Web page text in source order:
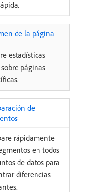
de la página
estadísticas
páginas
de
rápidamente
en todos
de datos para
diferencias